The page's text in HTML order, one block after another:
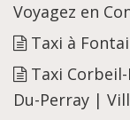
Voyagez en
Taxi à
Taxi
Du-Perray |